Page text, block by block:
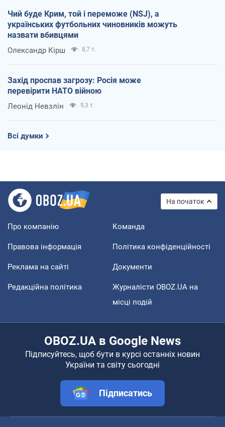
Чий буде Крим, той і переможе (NSJ), а
українських футбольних чиновників можуть
назвати вбивцями
Олександр Кірш 8,7 т.
Захід проспав загрозу: Росія може
перевірити НАТО війною
Леонід Невзлін 9,3 т.
Всі думки
На початок
Про компанію Команда
Правова інформація Політика конфіденційності
Реклама на сайті Документи
Редакційна політика
Журналісти OBOZ.UA на
місці подій
OBOZ.UA в Google News
Підписуйтесь, щоб бути в курсі останніх новин
України та світу сьогодні
Підписатись